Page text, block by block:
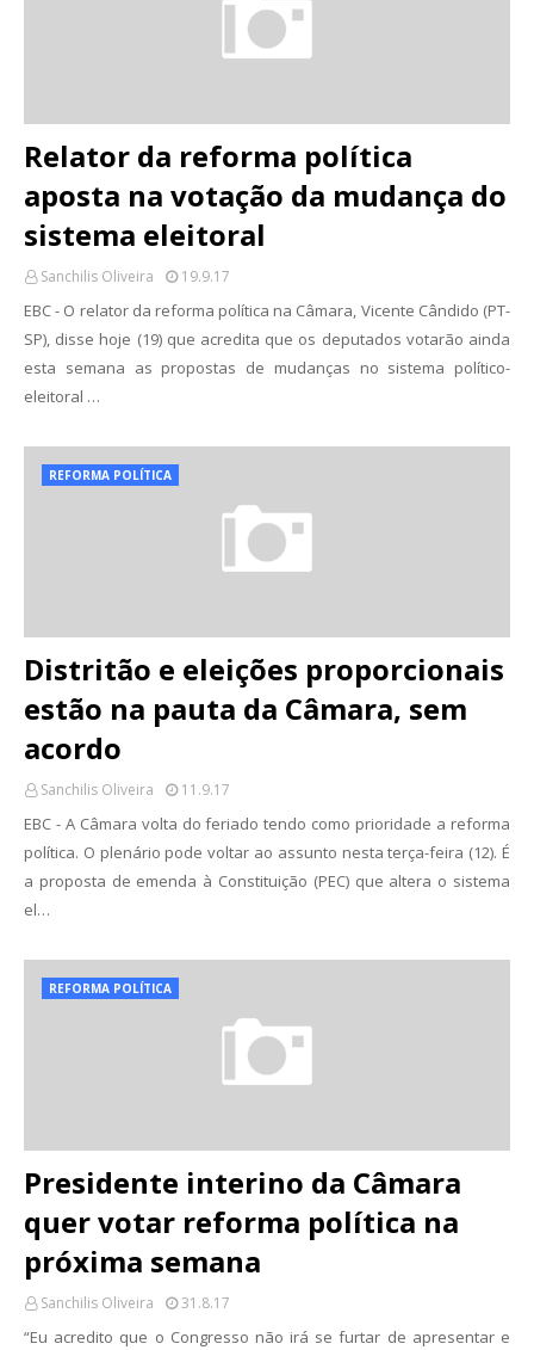
Relator da reforma política
aposta na votação da mudança do
sistema eleitoral
Sanchilis Oliveira 19.9.17
EBC - O relator da reforma política na Câmara, Vicente Cândido (PT-
SP), disse hoje (19) que acredita que os deputados votarão ainda
esta semana as propostas de mudanças no sistema político-
eleitoral …
REFORMA POLÍTICA
Distritão e eleições proporcionais
estão na pauta da Câmara, sem
acordo
Sanchilis Oliveira 11.9.17
EBC - A Câmara volta do feriado tendo como prioridade a reforma
política. O plenário pode voltar ao assunto nesta terça-feira (12). É
a proposta de emenda à Constituição (PEC) que altera o sistema
el…
REFORMA POLÍTICA
Presidente interino da Câmara
quer votar reforma política na
próxima semana
Sanchilis Oliveira 31.8.17
“Eu acredito que o Congresso não irá se furtar de apresentar e